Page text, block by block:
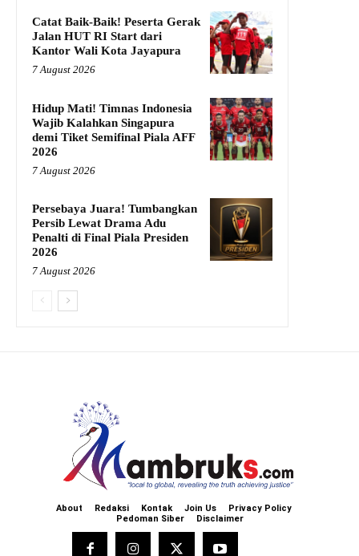
Catat Baik-Baik! Peserta Gerak
Jalan HUT RI Start dari
Kantor Wali Kota Jayapura
7 August 2026
Hidup Mati! Timnas Indonesia
Wajib Kalahkan Singapura
demi Tiket Semifinal Piala AFF
2026
7 August 2026
Persebaya Juara! Tumbangkan
Persib Lewat Drama Adu
Penalti di Final Piala Presiden
2026
7 August 2026
About Redaksi Kontak Join Us
Privacy Policy
Pedoman Siber
Disclaimer